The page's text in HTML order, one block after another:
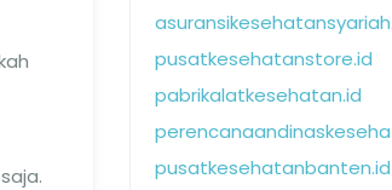
pusatkesehatanstore.id
pabrikalatkesehatan.id
pusatkesehatanbanten.id